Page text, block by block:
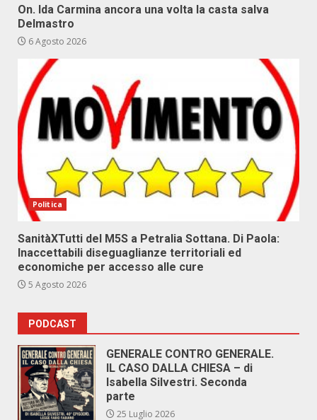
On. Ida Carmina ancora una volta la casta salva
Delmastro
6 Agosto 2026
Politica
SanitàXTutti del M5S a Petralia Sottana. Di Paola:
Inaccettabili diseguaglianze territoriali ed
economiche per accesso alle cure
5 Agosto 2026
PODCAST
GENERALE CONTRO GENERALE.
IL CASO DALLA CHIESA – di
Isabella Silvestri. Seconda
parte
25 Luglio 2026